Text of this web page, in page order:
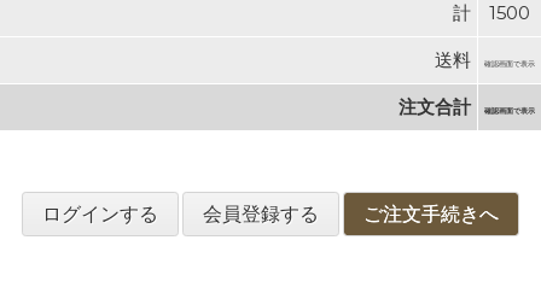
計 1500
送料 確認画面で表示
注文合計 確認画面で表示
ログインする 会員登録する ご注文手続きへ